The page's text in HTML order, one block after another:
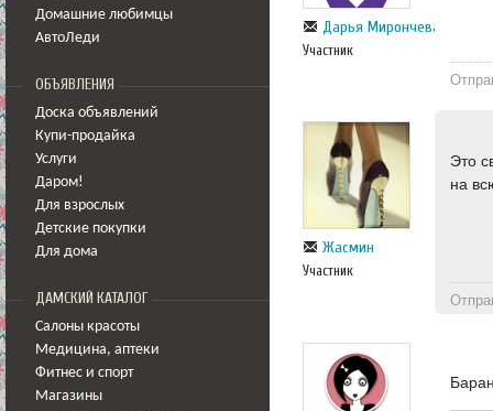
Домашние любимцы
АвтоЛеди
ОБЪЯВЛЕНИЯ
Доска объявлений
Купи-продайка
Услуги
Даром!
Для взрослых
Детские покупки
Для дома
ДАМСКИЙ КАТАЛОГ
Салоны красоты
Медицина, аптеки
Фитнес и спорт
Магазины
Дарья Мирончева
Участник
Жасмин
Участник
Это
на